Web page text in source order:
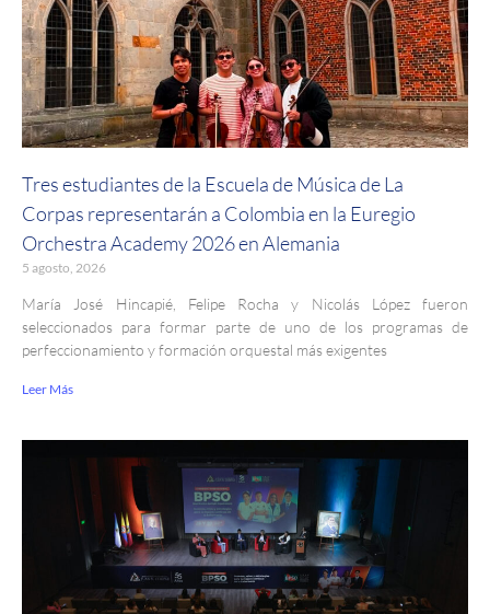
Tres estudiantes de la Escuela de Música de La
Corpas representarán a Colombia en la Euregio
Orchestra Academy 2026 en Alemania
5 agosto, 2026
María José Hincapié, Felipe Rocha y Nicolás López fueron
seleccionados para formar parte de uno de los programas de
perfeccionamiento y formación orquestal más exigentes
Leer Más